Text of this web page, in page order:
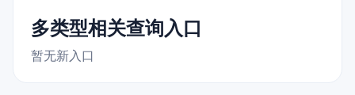
多类型相关查询入口
暂无新入口